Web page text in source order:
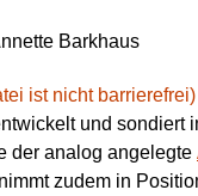
Barkhaus
ist nicht barrierefrei)
und sondiert
der analog angelegte
zudem in